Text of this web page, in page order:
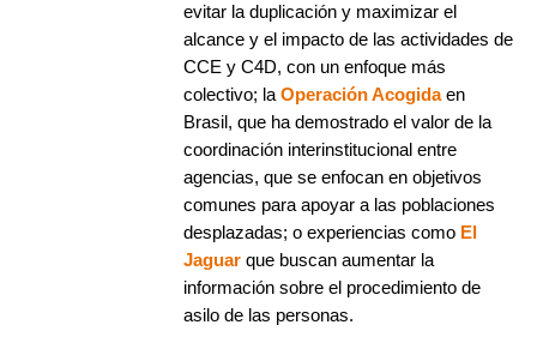
evitar la duplicación y maximizar el
alcance y el impacto de las actividades de
CCE y C4D, con un enfoque más
colectivo; la Operación Acogidaen
Brasil, que ha demostrado el valor de la
coordinación interinstitucional entre
agencias, que se enfocan en objetivos
comunes para apoyar a las poblaciones
desplazadas; o experiencias como El
Jaguar que buscan aumentar la
información sobre el procedimiento de
asilo de las personas.